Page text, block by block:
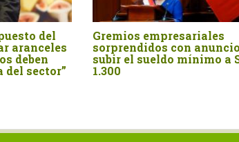
ADEX saluda anuncios de
presidenta Keiko Fujimori